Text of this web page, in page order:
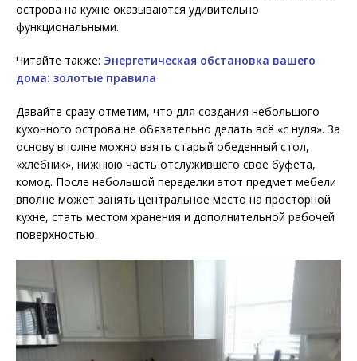
острова на кухне оказываются удивительно
функциональными.
Читайте также: Энергетическая обстановка вашего
дома: золотые правила
Давайте сразу отметим, что для создания небольшого
кухонного острова не обязательно делать всё «с нуля». За
основу вполне можно взять старый обеденный стол,
«хлебник», нижнюю часть отслужившего своё буфета,
комод. После небольшой переделки этот предмет мебели
вполне может занять центральное место на просторной
кухне, стать местом хранения и дополнительной рабочей
поверхностью.